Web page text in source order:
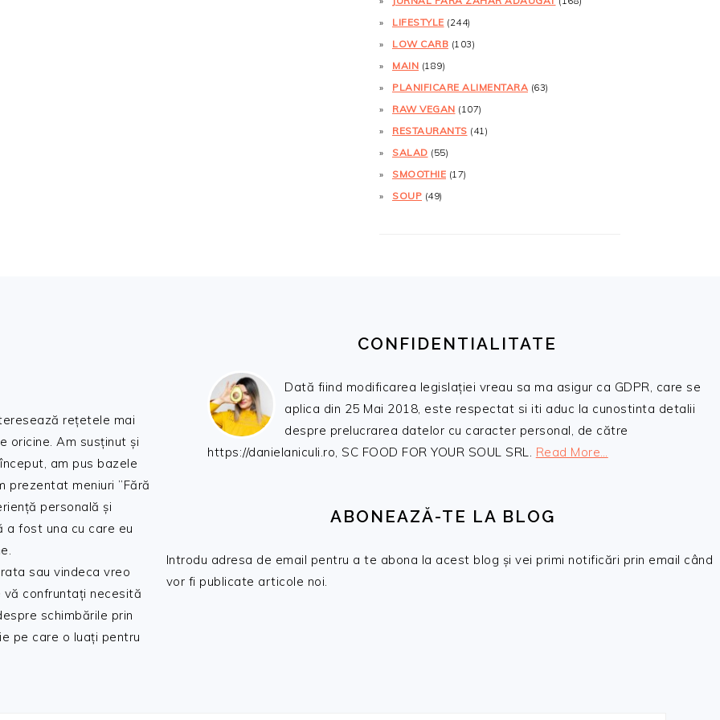
LIFESTYLE (244)
LOW CARB (103)
MAIN (189)
PLANIFICARE ALIMENTARA (63)
RAW VEGAN (107)
RESTAURANTS (41)
SALAD (55)
SMOOTHIE (17)
SOUP (49)
rețetele mai
oricine. Am susținut și
am pus bazele
prezentat meniuri ”Fără
personală și
a fost una cu care eu
sau vindeca vreo
confruntați necesită
schimbările prin
pe care o luați pentru
CONFIDENTIALITATE
Dată fiind modificarea legislației vreau sa ma asigur ca GDPR, care se
aplica din 25 Mai 2018, este respectat si iti aduc la cunostinta detalii
despre prelucrarea datelor cu caracter personal, de către
https://danielaniculi.ro, SC FOOD FOR YOUR SOUL SRL. Read More…
ABONEAZĂ-TE LA BLOG
Introdu adresa de email pentru a te abona la acest blog și vei primi notificări prin email când
vor fi publicate articole noi.